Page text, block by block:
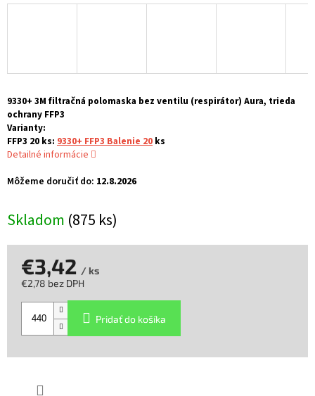
Skladom (875 ks)
Môžeme doručiť do: 12.8.2026
9330+ 3M filtračná polomaska bez ventilu (respirátor) Aura, trieda
ochrany FFP3
Varianty:
FFP3 20 ks: 9330+ FFP3 Balenie 20 ks
Detailné informácie
€3,42 / ks
€2,78 bez DPH
Pridať do košíka